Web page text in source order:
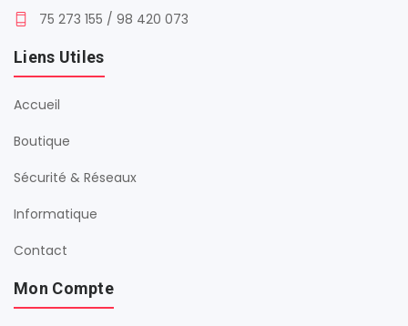
75 273 155 / 98 420 073
Liens Utiles
Accueil
Boutique
Sécurité & Réseaux
Informatique
Contact
Mon Compte